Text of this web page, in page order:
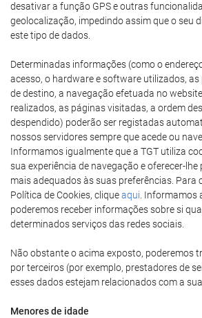
desativar a função GPS e outras
geolocalização, impedindo assim que o seu
este tipo de dados.
Determinadas informações (como o
acesso, o hardware e software utilizados, as
de destino, a navegação efetuada no
realizados, as páginas visitadas, a ordem
despendido) poderão ser registadas
nossos servidores sempre que acede ou
Informamos igualmente que a TGT utiliza
sua experiência de navegação e oferecer-
mais adequados às suas preferências. Para
Política de Cookies, cliqueaqui .
poderemos receber informações sobre si
determinados serviços das redes sociais.
Não obstante o acima exposto, poderemos
por terceiros (por exemplo, prestadores de
esses dados estejam relacionados com a
Menores de idade